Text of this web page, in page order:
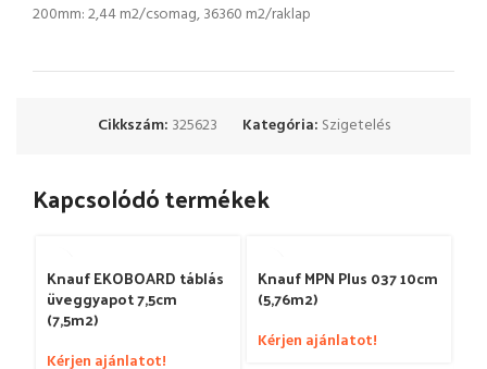
200mm: 2,44 m2/csomag, 36360 m2/raklap
Cikkszám: 325623 Kategória: Szigetelés
Kapcsolódó termékek
Knauf EKOBOARD táblás
üveggyapot 7,5cm
(7,5m2)
Kérjen ajánlatot!
Knauf MPN Plus 037 10cm
(5,76m2)
Kérjen ajánlatot!